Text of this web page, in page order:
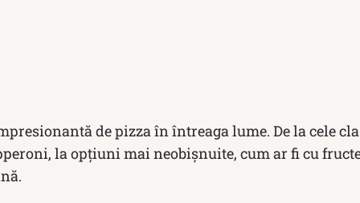
de pizza în întreaga lume. De la cele
la opțiuni mai neobișnuite, cum ar fi cu